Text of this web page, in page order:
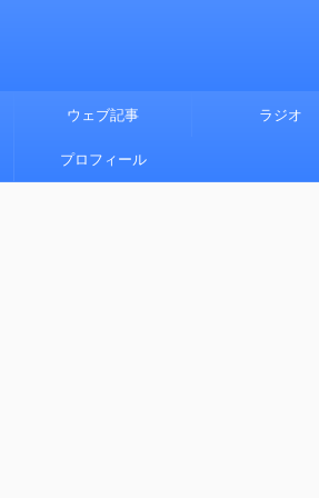
ウェブ記事 ラジオ
プロフィール